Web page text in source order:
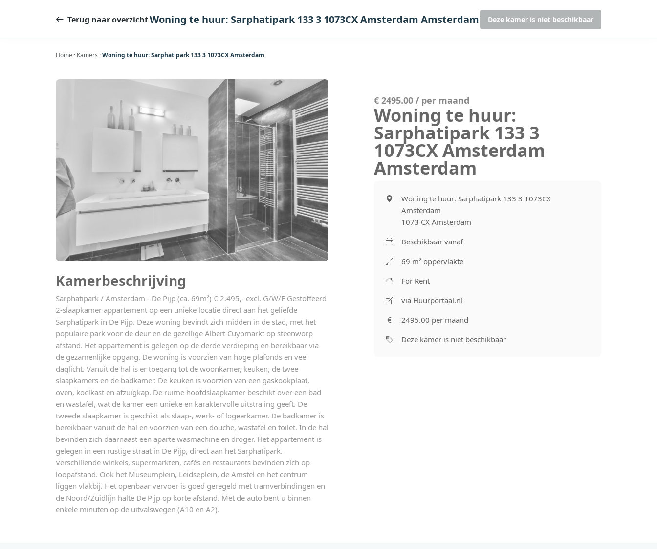
Terug naar overzichtWoning te huur: Sarphatipark 133 3 1073CX Amsterdam Amsterdam Deze kamer is niet beschikbaar
Home · Kamers ·Woning te huur: Sarphatipark 133 3 1073CX Amsterdam
Kamerbeschrijving
Sarphatipark / Amsterdam - De Pijp (ca. 69m²) € 2.495,- excl. G/W/E Gestoffeerd
2-slaapkamer appartement op een unieke locatie direct aan het geliefde
Sarphatipark in De Pijp. Deze woning bevindt zich midden in de stad, met het
populaire park voor de deur en de gezellige Albert Cuypmarkt op steenworp
afstand. Het appartement is gelegen op de derde verdieping en bereikbaar via
de gezamenlijke opgang. De woning is voorzien van hoge plafonds en veel
daglicht. Vanuit de hal is er toegang tot de woonkamer, keuken, de twee
slaapkamers en de badkamer. De keuken is voorzien van een gaskookplaat,
oven, koelkast en afzuigkap. De ruime hoofdslaapkamer beschikt over een bad
en wastafel, wat de kamer een unieke en karaktervolle uitstraling geeft. De
tweede slaapkamer is geschikt als slaap-, werk- of logeerkamer. De badkamer is
bereikbaar vanuit de hal en voorzien van een douche, wastafel en toilet. In de hal
bevinden zich daarnaast een aparte wasmachine en droger. Het appartement is
gelegen in een rustige straat in De Pijp, direct aan het Sarphatipark.
Verschillende winkels, supermarkten, cafés en restaurants bevinden zich op
loopafstand. Ook het Museumplein, Leidseplein, de Amstel en het centrum
liggen vlakbij. Het openbaar vervoer is goed geregeld met tramverbindingen en
de Noord/Zuidlijn halte De Pijp op korte afstand. Met de auto bent u binnen
enkele minuten op de uitvalswegen (A10 en A2).
€ 2495.00 / per maand
Woning te huur:
Sarphatipark 133 3
1073CX Amsterdam
Amsterdam
Woning te huur: Sarphatipark 133 3 1073CX
Amsterdam
1073 CX Amsterdam
Beschikbaar vanaf
69 m² oppervlakte
For Rent
via Huurportaal.nl
2495.00 per maand
Deze kamer is niet beschikbaar